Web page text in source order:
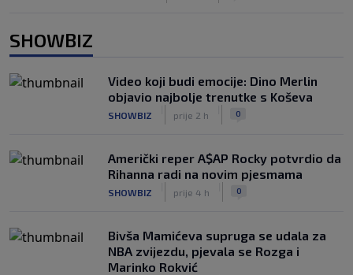
SHOWBIZ
Video koji budi emocije: Dino Merlin
objavio najbolje trenutke s Koševa
SHOWBIZ prije 2 h 0
Američki reper A$AP Rocky potvrdio da
Rihanna radi na novim pjesmama
SHOWBIZ prije 4 h 0
Bivša Mamićeva supruga se udala za
NBA zvijezdu, pjevala se Rozga i
Marinko Rokvić